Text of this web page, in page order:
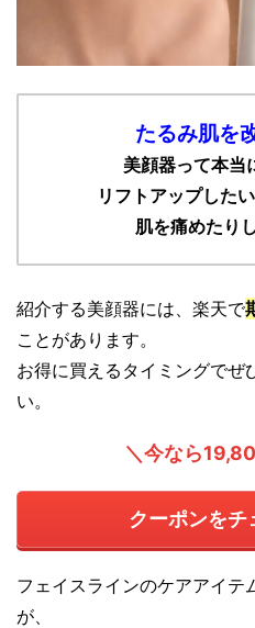
たるみ肌を
美顔器って本当
リフトアップした
肌を痛めたり
紹介する美顔器には、楽天で
ことがあります。
お得に買えるタイミングでぜ
い。
＼今なら
クーポンをチ
フェイスラインのケアアイテ
が、